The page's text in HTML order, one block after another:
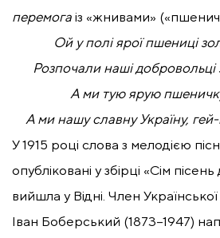
перемога із «жнивами»
Ой у полі ярої пшениці
Розпочали наші
А ми тую ярую
А ми нашу славну Україну,
У 1915 році слова з мелодією
опубліковані у збірці «Сім пісень
вийшла у Відні. Член
Іван Боберський (1873–1947)